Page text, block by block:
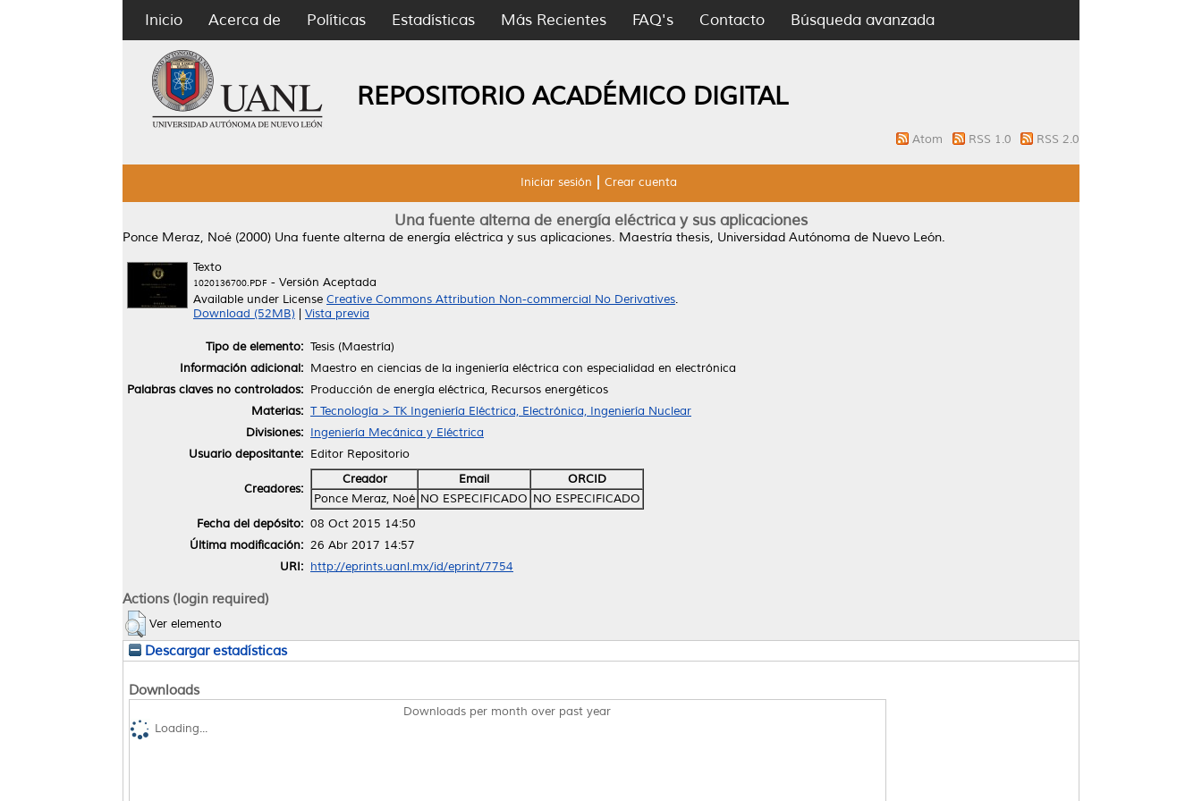
Inicio Acerca de Políticas Estadísticas Más Recientes FAQ's Contacto Búsqueda avanzada
REPOSITORIO ACADÉMICO DIGITAL
Atom RSS 1.0 RSS 2.0
Iniciar sesión Crear cuenta
Una fuente alterna de energía eléctrica y sus aplicaciones
Ponce Meraz, Noé (2000) Una fuente alterna de energía eléctrica y sus aplicaciones. Maestría thesis, Universidad Autónoma de Nuevo León.
Texto
1020136700.PDF - Versión Aceptada
Available under License Creative Commons Attribution Non-commercial No Derivatives.
Download (52MB)
Vista previa
Tipo de elemento: Tesis (Maestría)
Información adicional: Maestro en ciencias de la ingeniería eléctrica con especialidad en electrónica
Palabras claves no controlados: Producción de energía eléctrica, Recursos energéticos
Materias: T Tecnología > TK Ingeniería Eléctrica, Electrónica, Ingeniería Nuclear
Divisiones: Ingeniería Mecánica y Eléctrica
Usuario depositante: Editor Repositorio
Creadores:
Creador Email
ORCID
Ponce Meraz, Noé NO ESPECIFICADO NO ESPECIFICADO
Fecha del depósito: 08 Oct 2015 14:50
Última modificación: 26 Abr 2017 14:57
URI: http://eprints.uanl.mx/id/eprint/7754
Actions (login required)
Ver elemento
Descargar estadísticas
Downloads
Downloads per month over past year
Loading...